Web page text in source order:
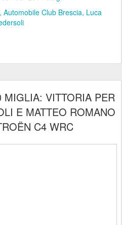
Automobile Club Brescia Luca
MIGLIA: VITTORIA PER
E MATTEO ROMANO
C4 WRC